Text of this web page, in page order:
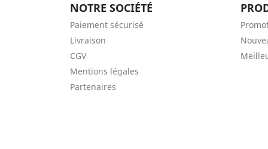
NOTRE SOCIÉTÉ
Paiement sécurisé
Livraison
CGV
Mentions légales
Partenaires